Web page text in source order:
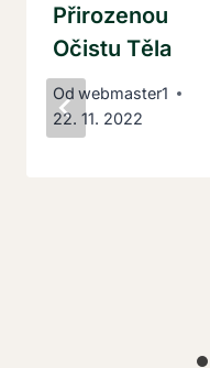
Přirozenou
Očistu Těla
Od webmaster1
22. 11. 2022